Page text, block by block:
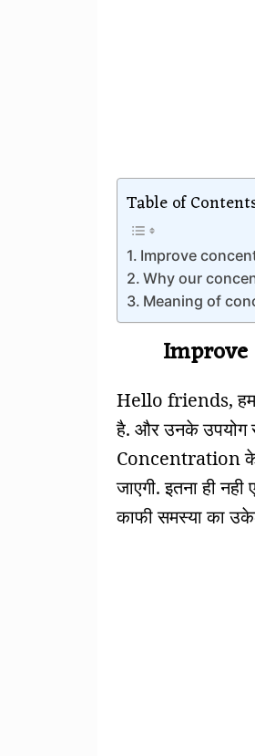
Table of
Improve
Why our
Meaning of
Hello friends,
है. और उनके उपयोग
Concentration के
जाएगी. इतना ही
काफी समस्या का